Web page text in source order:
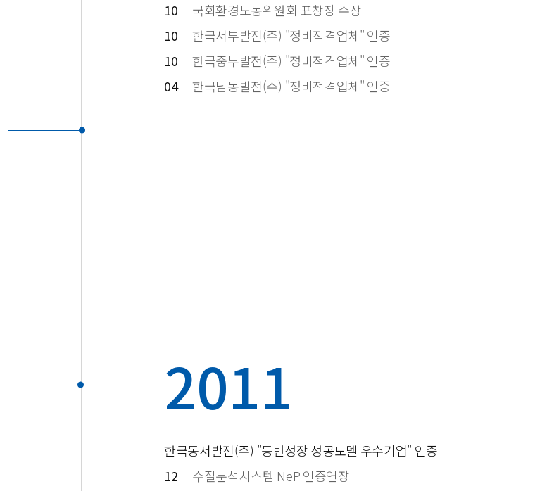
10
국회환경노동위원회 표창장 수상
10
한국서부발전(주) "정비적격업체" 인증
10
한국중부발전(주) "정비적격업체" 인증
04
한국남동발전(주) "정비적격업체" 인증
2011
한국동서발전(주) "동반성장 성공모델 우수기업" 인증
12
수질분석시스템 NeP 인증연장